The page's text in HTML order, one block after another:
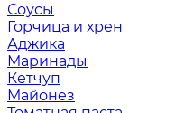
Соусы
Горчица и хрен
Аджика
Маринады
Кетчуп
Майонез